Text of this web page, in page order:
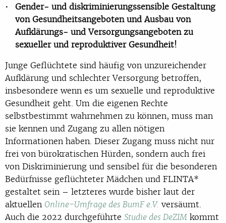
Gender- und diskriminierungssensible Gestaltung
von Gesundheitsangeboten und Ausbau von
Aufklärungs- und Versorgungsangeboten zu
sexueller und reproduktiver Gesundheit!
Junge Geflüchtete sind häufig von unzureichender
Aufklärung und schlechter Versorgung betroffen,
insbesondere wenn es um sexuelle und reproduktive
Gesundheit geht. Um die eigenen Rechte
selbstbestimmt wahrnehmen zu können, muss man
sie kennen und Zugang zu allen nötigen
Informationen haben. Dieser Zugang muss nicht nur
frei von bürokratischen Hürden, sondern auch frei
von Diskriminierung und sensibel für die besonderen
Bedürfnisse geflüchteter Mädchen und FLINTA*
gestaltet sein – letzteres wurde bisher laut der
aktuellen Online-Umfrage des BumF e.V. versäumt.
Auch die 2022 durchgeführte Studie des DeZIM kommt